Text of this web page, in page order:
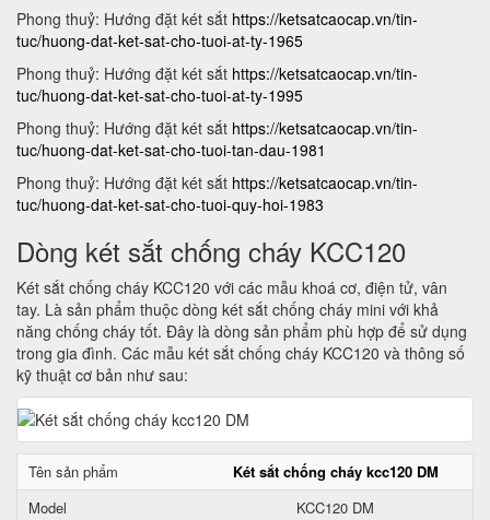
Phong thuỷ: Hướng đặt két sắt https://ketsatcaocap.vn/tin-
tuc/huong-dat-ket-sat-cho-tuoi-at-ty-1965
Phong thuỷ: Hướng đặt két sắt https://ketsatcaocap.vn/tin-
tuc/huong-dat-ket-sat-cho-tuoi-at-ty-1995
Phong thuỷ: Hướng đặt két sắt https://ketsatcaocap.vn/tin-
tuc/huong-dat-ket-sat-cho-tuoi-tan-dau-1981
Phong thuỷ: Hướng đặt két sắt https://ketsatcaocap.vn/tin-
tuc/huong-dat-ket-sat-cho-tuoi-quy-hoi-1983
Dòng két sắt chống cháy KCC120
Két sắt chống cháy KCC120 với các mẫu khoá cơ, điện tử, vân
tay. Là sản phẩm thuộc dòng két sắt chống cháy mini với khả
năng chống cháy tốt. Đây là dòng sản phẩm phù hợp để sử dụng
trong gia đình. Các mẫu két sắt chống cháy KCC120 và thông số
kỹ thuật cơ bản như sau:
Tên sản phẩm
Két sắt chống cháy kcc120 DM
Model
KCC120 DM